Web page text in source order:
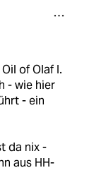
of Olaf I.
- wie hier
- ein
da nix -
aus HH-